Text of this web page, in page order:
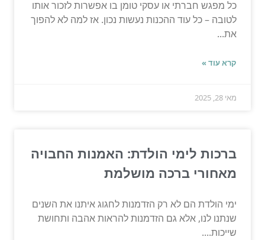
כל מפגש חברתי או עסקי טומן בו אפשרות לזכור אותו
לטובה – כל עוד ההכנות נעשות נכון. אז למה לא להפוך
את...
קרא עוד »
מאי 28, 2025
ברכות לימי הולדת: האמנות החבויה
מאחורי ברכה מושלמת
ימי הולדת הם לא רק הזדמנות לחגוג איתנו את השנים
שנתנו לנו, אלא גם הזדמנות להראות אהבה ותחושת
שייכות....